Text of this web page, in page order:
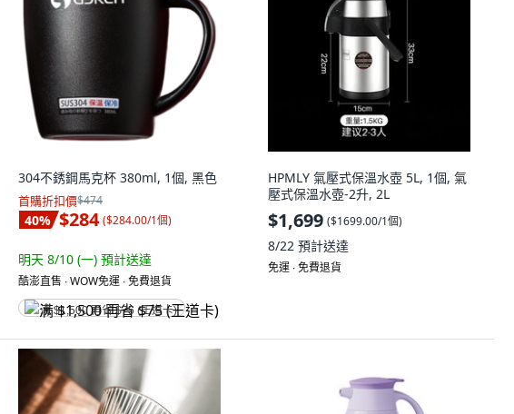
304不銹鋼馬克杯 380ml, 1個, 黑色
首購折扣價$474
40% $284 ($284.00/1個)
明天 8/10 (一) 預計送達
酷澎直售 ∙ WOW免運 ∙ 免費退貨
满 $1,500 再省 $75 (王道卡)
HPMLY 氣壓式保溫水壺 5L, 1個, 氣
壓式保溫水壺-2升, 2L
$1,699 ($1699.00/1個)
8/22 預計送達
免運 ∙ 免費退貨